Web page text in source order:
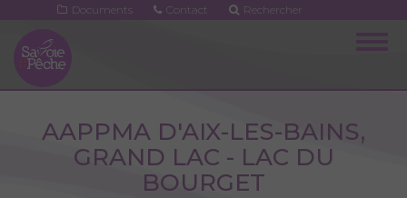
contenu
principal
Documents Contact Rechercher
AAPPMA D'AIX-LES-BAINS,
GRAND LAC - LAC DU
BOURGET